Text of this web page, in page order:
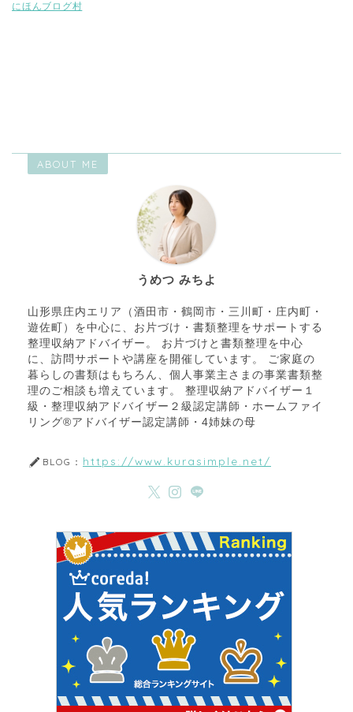
にほんブログ村
ABOUT ME
うめつ みちよ
山形県庄内エリア（酒田市・鶴岡市・三川町・庄内町・
遊佐町）を中心に、お片づけ・書類整理をサポートする
整理収納アドバイザー。 お片づけと書類整理を中心
に、訪問サポートや講座を開催しています。 ご家庭の
暮らしの書類はもちろん、個人事業主さまの事業書類整
理のご相談も増えています。 整理収納アドバイザー１
級・整理収納アドバイザー２級認定講師・ホームファイ
リング®アドバイザー認定講師・4姉妹の母
BLOG： https://www.kurasimple.net/